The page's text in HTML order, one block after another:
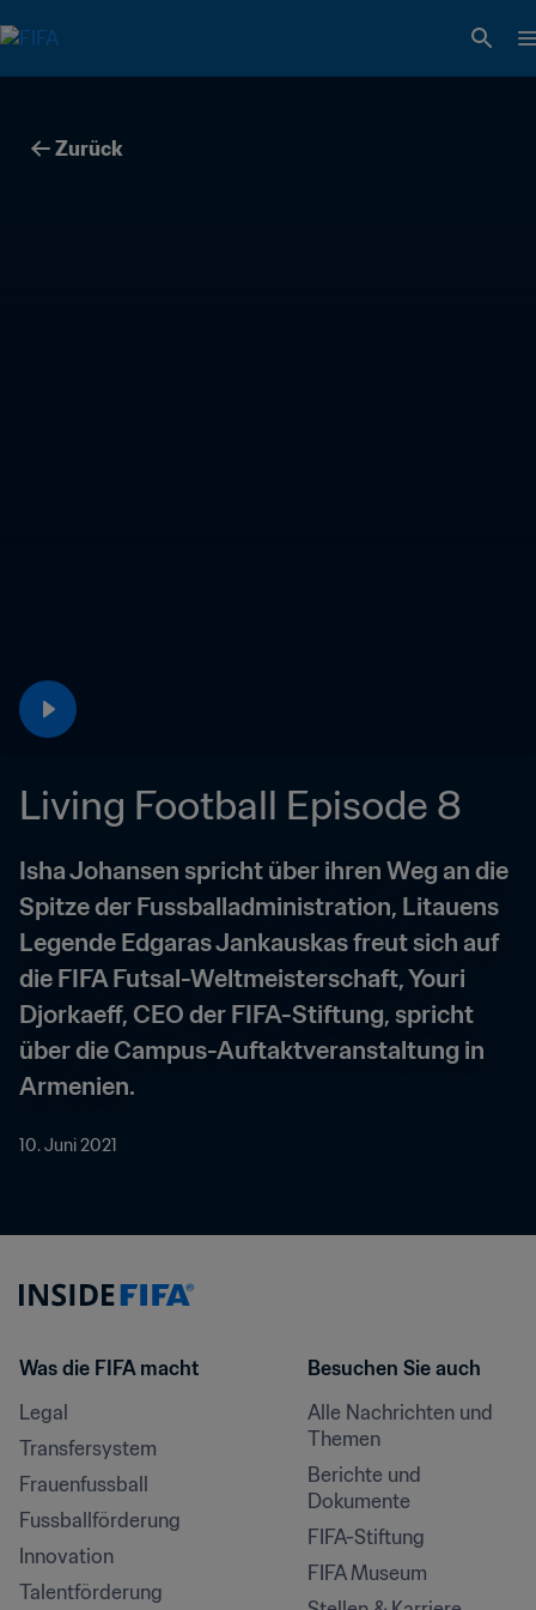
Zurück
Living Football Episode 8
Isha Johansen spricht über ihren Weg an die
Spitze der Fussballadministration, Litauens
Legende Edgaras Jankauskas freut sich auf
die FIFA Futsal-Weltmeisterschaft, Youri
Djorkaeff, CEO der FIFA-Stiftung, spricht
über die Campus-Auftaktveranstaltung in
Armenien.
10. Juni 2021
Was die FIFA macht
Legal
Transfersystem
Frauenfussball
Fussballförderung
Innovation
Talentförderung
Besuchen Sie auch
Alle Nachrichten und
Themen
Berichte und
Dokumente
FIFA-Stiftung
FIFA Museum